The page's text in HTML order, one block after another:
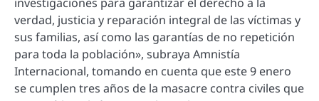
verdad, justicia y reparación integral de las víctimas y
sus familias, así como las garantías de no repetición
para toda la población», subraya Amnistía
Internacional, tomando en cuenta que este 9 enero
se cumplen tres años de la masacre contra civiles que